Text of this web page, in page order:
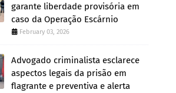
garante liberdade provisória em
caso da Operação Escárnio
February 03, 2026
Advogado criminalista esclarece
aspectos legais da prisão em
flagrante e preventiva e alerta